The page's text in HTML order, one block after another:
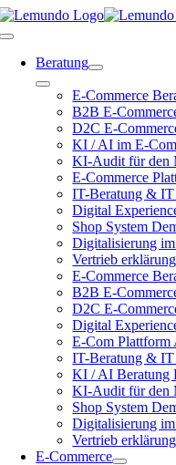
Zum
Inhalt
Toggle
NavigationBeratung
Toggle
Navigation
E-Commerce
B2B E-
D2C E-
KI / AI im E-
KI-Audit für den
E-Commerce
IT-Beratung & IT
Digital
Shop System
Digitalisierung
Vertrieb
E-Commerce
B2B E-
D2C E-
Digital
E-Com Plattform
IT-Beratung & IT
KI / AI Beratung
KI-Audit für den
Shop System
Digitalisierung
Vertrieb
E-Commerce